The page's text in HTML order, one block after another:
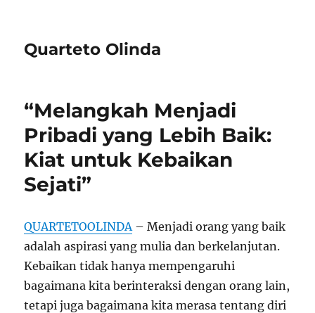
Quarteto Olinda
“Melangkah Menjadi
Pribadi yang Lebih Baik:
Kiat untuk Kebaikan
Sejati”
QUARTETOOLINDA– Menjadi orang yang baik
adalah aspirasi yang mulia dan berkelanjutan.
Kebaikan tidak hanya mempengaruhi
bagaimana kita berinteraksi dengan orang lain,
tetapi juga bagaimana kita merasa tentang diri